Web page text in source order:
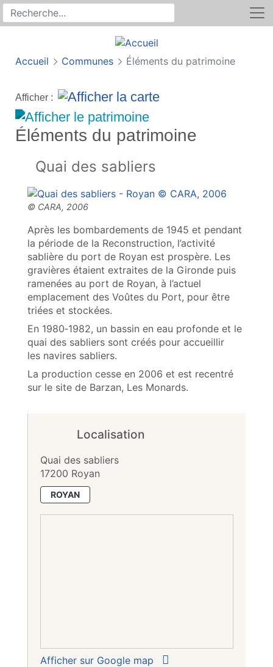
Recherche sur le site
Rechercher
Accueil Communes Éléments du patrimoine
Afficher :
Éléments du patrimoine
Quai des sabliers
Après les bombardements de 1945 et pendant
la période de la Reconstruction, l’activité
sablière du port de Royan est prospère. Les
gravières étaient extraites de la Gironde puis
ramenées au port de Royan, à l’actuel
emplacement des Voûtes du Port, pour être
triées et stockées.
En 1980‑1982, un bassin en eau profonde et le
quai des sabliers sont créés pour accueillir
les navires sabliers.
La production cesse en 2006 et est recentré
sur le site de Barzan, Les Monards.
Localisation
Quai des sabliers
17200 Royan
ROYAN
Afficher sur Google map